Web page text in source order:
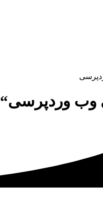
وب وردپرسی“